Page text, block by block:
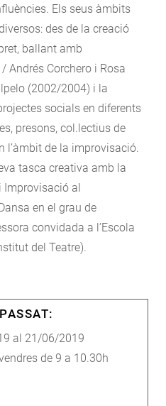
Els seus àmbits
des de la creació
ballant amb
Andrés Corchero i Rosa
(2002/2004) i la
socials en diferents
presons, col.lectius de
l’àmbit de la improvisació.
tasca creativa amb la
Improvisació al
en el grau de
convidada a l’Escola
del Teatre).
al 21/06/2019
de 9 a 10.30h